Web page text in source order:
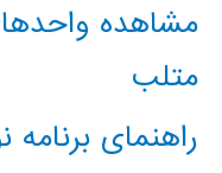
مشاهده
متلب
راهنمای